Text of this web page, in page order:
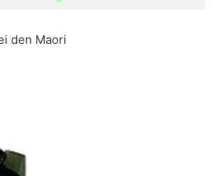
den Maori